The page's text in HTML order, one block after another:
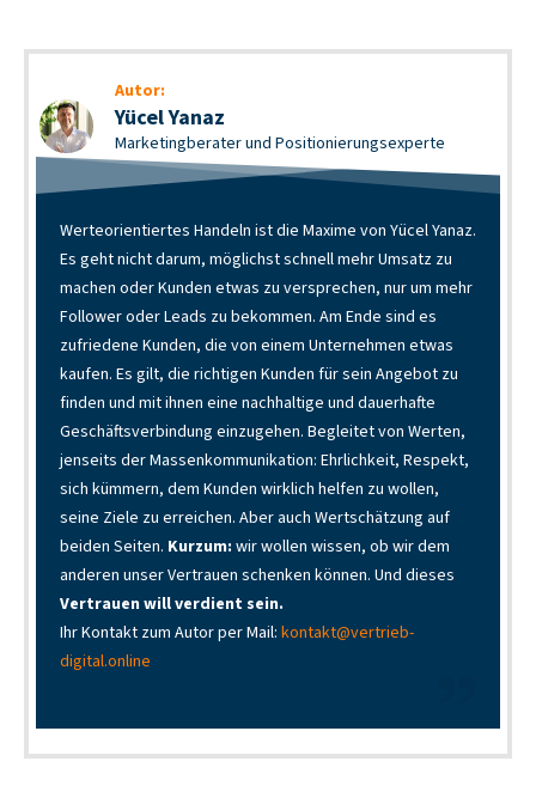
Autor:
Yücel Yanaz
Marketingberater und Positionierungsexperte
Werteorientiertes Handeln ist die Maxime von Yücel Yanaz.
Es geht nicht darum, möglichst schnell mehr Umsatz zu
machen oder Kunden etwas zu versprechen, nur um mehr
Follower oder Leads zu bekommen. Am Ende sind es
zufriedene Kunden, die von einem Unternehmen etwas
kaufen. Es gilt, die richtigen Kunden für sein Angebot zu
finden und mit ihnen eine nachhaltige und dauerhafte
Geschäftsverbindung einzugehen. Begleitet von Werten,
jenseits der Massenkommunikation: Ehrlichkeit, Respekt,
sich kümmern, dem Kunden wirklich helfen zu wollen,
seine Ziele zu erreichen. Aber auch Wertschätzung auf
beiden Seiten. Kurzum: wir wollen wissen, ob wir dem
anderen unser Vertrauen schenken können. Und dieses
Vertrauen will verdient sein.
Ihr Kontakt zum Autor per Mail: kontakt@vertrieb-
digital.online